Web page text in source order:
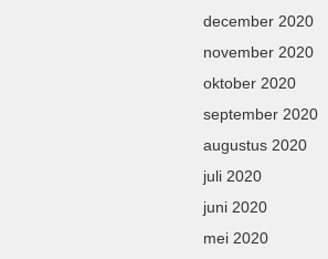
december 2020
november 2020
oktober 2020
september 2020
augustus 2020
juli 2020
juni 2020
mei 2020